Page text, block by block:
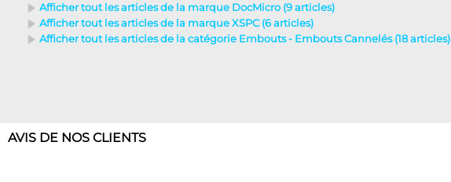
Afficher tout les articles de la marque DocMicro (9 articles)
Afficher tout les articles de la marque XSPC (6 articles)
Afficher tout les articles de la catégorie Embouts - Embouts Cannelés (18 articles)
AVIS DE NOS CLIENTS